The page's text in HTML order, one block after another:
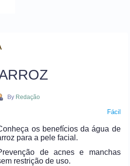
By Redação
Fácil
os benefícios da água de
para a pele facial.
de acnes e manchas
restrição de uso.